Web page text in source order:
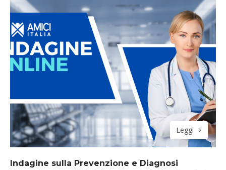
Leggi
Indagine sulla Prevenzione e Diagnosi